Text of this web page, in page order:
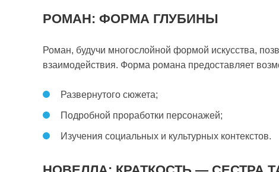
РОМАН: ФОРМА ГЛУБИНЫ
Роман, будучи многослойной формой искусства,
взаимодействия. Форма романа предоставляет
Развернутого сюжета;
Подробной проработки персонажей;
Изучения социальных и культурных контекстов.